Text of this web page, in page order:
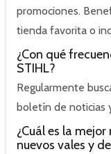
promociones.
tienda favorita o
¿Con qué
STIHL?
Regularmente
boletín de noticias
¿Cuál es la
nuevos vales y